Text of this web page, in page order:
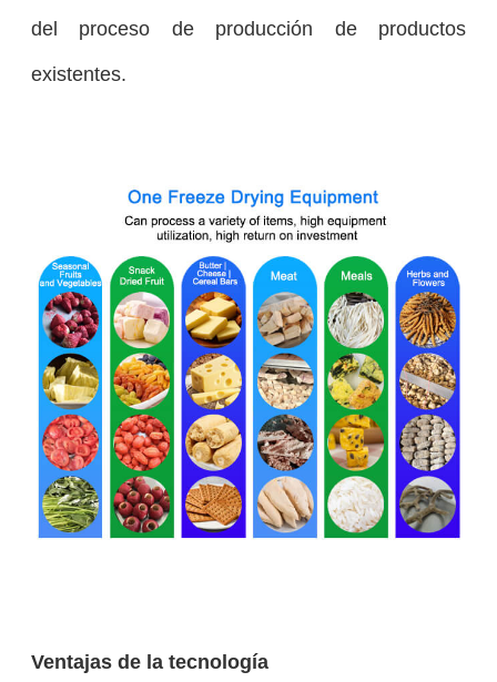
del proceso de producción de productos
existentes.
Ventajas de la tecnología